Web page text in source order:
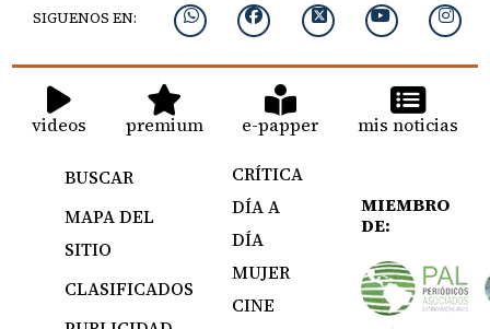
SIGUENOS EN:
videos premium e-papper mis noticias
BUSCAR
MAPA DEL
SITIO
CLASIFICADOS
CRÍTICA
DÍA A
DÍA
MUJER
CINE
MIEMBRO
DE: